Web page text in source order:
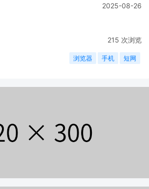
2025-08-26
215 次浏览
浏览器 手机 短网